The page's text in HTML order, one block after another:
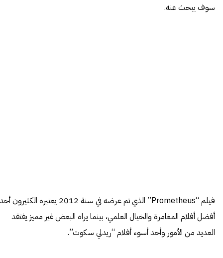
سوف يبحث عنه.
فيلم “Prometheus” الذي تم عرضه في سنة 2012 يعتبره الكثيرون أحد
أفضل أفلام المغامرة والخيال العلمي، بينما يراه البعض غير مميز يفتقد
العديد من الأمور وأحد أسوء أفلام “ريدلي سكوت”.